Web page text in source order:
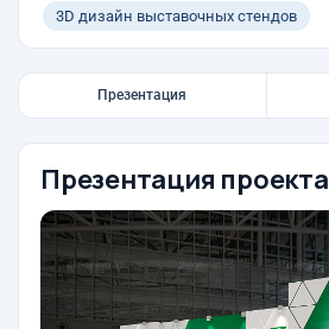
3D дизайн выставочных стендов
Презентация
Презентация проекта